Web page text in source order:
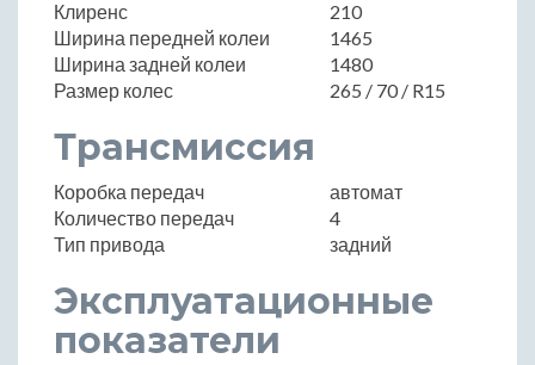
Клиренс
210
Ширина передней колеи
1465
Ширина задней колеи
1480
Размер колес
265 / 70 / R15
Трансмиссия
Коробка передач
автомат
Количество передач
4
Тип привода
задний
Эксплуатационные
показатели